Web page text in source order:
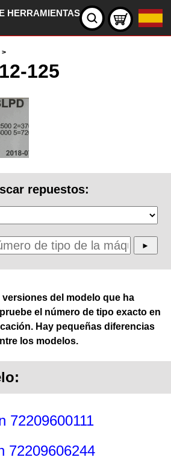
HERRAMIENTAS
>
125
repuestos:
versiones del modelo que ha
el número de tipo exacto en
Hay pequeñas diferencias
los modelos.
72209600111
72209606244